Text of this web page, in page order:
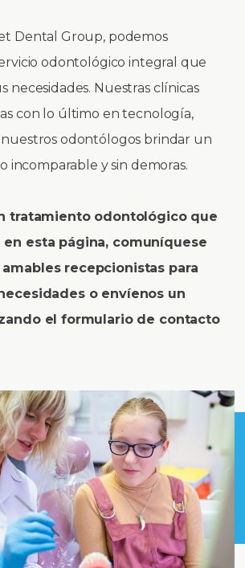
Dental Group, podemos
odontológico integral que
necesidades. Nuestras clínicas
con lo último en tecnología,
odontólogos brindar un
incomparable y sin demoras.
tratamiento odontológico que
esta página, comuníquese
recepcionistas para
o envíenos un
el formulario de contacto